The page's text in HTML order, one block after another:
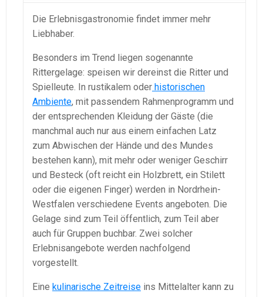
Die Erlebnisgastronomie findet immer mehr
Liebhaber.
Besonders im Trend liegen sogenannte
Rittergelage: speisen wir dereinst die Ritter und
Spielleute. In rustikalem oder historischen
Ambiente, mit passendem Rahmenprogramm und
der entsprechenden Kleidung der Gäste (die
manchmal auch nur aus einem einfachen Latz
zum Abwischen der Hände und des Mundes
bestehen kann), mit mehr oder weniger Geschirr
und Besteck (oft reicht ein Holzbrett, ein Stilett
oder die eigenen Finger) werden in Nordrhein-
Westfalen verschiedene Events angeboten. Die
Gelage sind zum Teil öffentlich, zum Teil aber
auch für Gruppen buchbar. Zwei solcher
Erlebnisangebote werden nachfolgend
vorgestellt.
Eine kulinarische Zeitreise ins Mittelalter kann zu